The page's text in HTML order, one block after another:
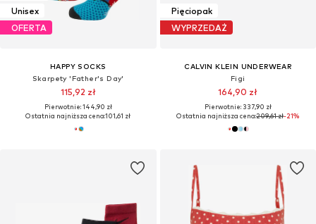
Unisex
OFERTA
HAPPY SOCKS
Skarpety 'Father's Day'
115,92 zł
Pierwotnie: 144,90 zł
Ostatnia najniższa cena:101,61 zł
Pięciopak
WYPRZEDAŻ
CALVIN KLEIN UNDERWEAR
Figi
164,90 zł
Pierwotnie: 337,90 zł
Ostatnia najniższa cena:209,61 zł-21%